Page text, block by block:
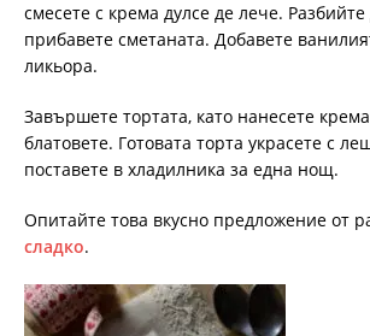
смесете с крема дулсе де лече.
прибавете сметаната. Добавете
ликьора.
Завършете тортата, като нанесете
блатовете. Готовата торта украсете с
поставете в хладилника за една нощ.
Опитайте това вкусно предложение от
сладко.